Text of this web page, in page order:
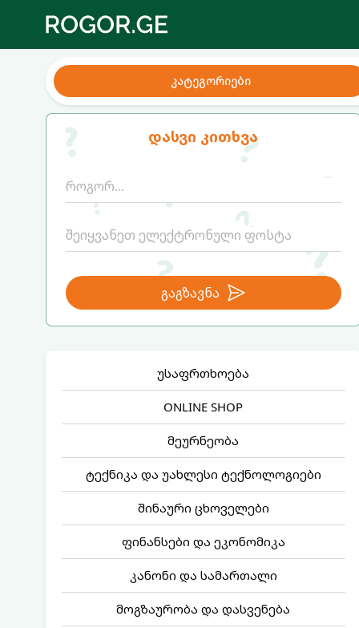
კატეგორიები
დასვი კითხვა
გაგზავნა
უსაფრთხოება
ONLINE SHOP
მეურნეობა
ტექნიკა და უახლესი ტექნოლოგიები
შინაური ცხოველები
ფინანსები და ეკონომიკა
კანონი და სამართალი
მოგზაურობა და დასვენება